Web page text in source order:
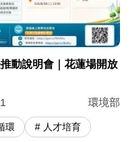
動說明會｜花蓮場開放
環境部
環 人才培育